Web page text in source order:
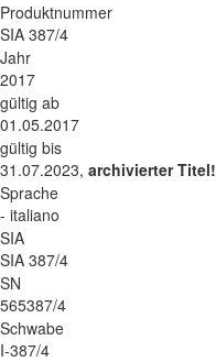
Produktnummer
SIA 387/4
Jahr
2017
gültig ab
01.05.2017
gültig bis
31.07.2023, archivierter Titel!
Sprache
- italiano
SIA
SIA 387/4
SN
565387/4
Schwabe
I-387/4